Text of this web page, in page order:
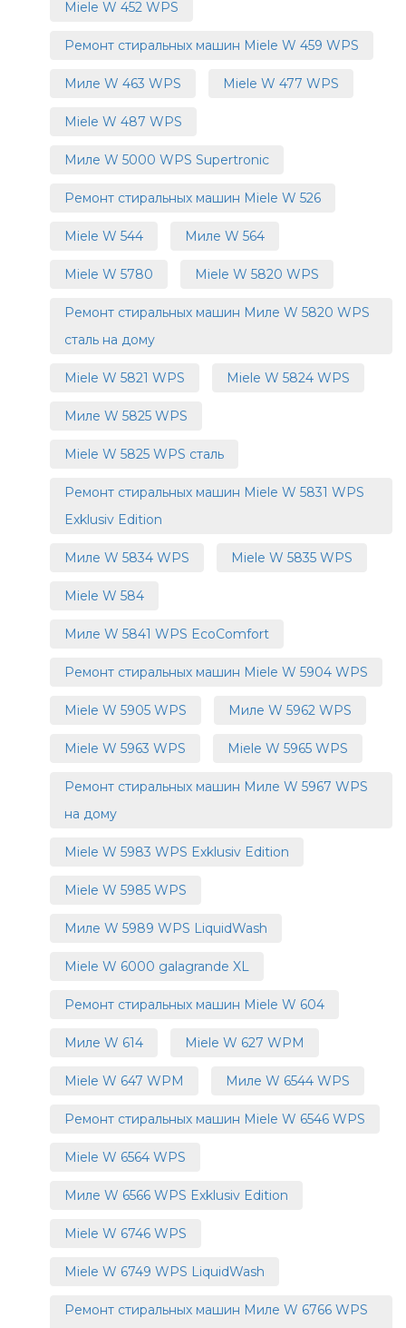
Miele W 452 WPS
Ремонт стиральных машин Miele W 459 WPS
Миле W 463 WPS Miele W 477 WPS
Miele W 487 WPS
Миле W 5000 WPS Supertronic
Ремонт стиральных машин Miele W 526
Miele W 544 Миле W 564
Miele W 5780 Miele W 5820 WPS
Ремонт стиральных машин Миле W 5820 WPS
сталь на дому
Miele W 5821 WPS Miele W 5824 WPS
Миле W 5825 WPS
Miele W 5825 WPS сталь
Ремонт стиральных машин Miele W 5831 WPS
Exklusiv Edition
Миле W 5834 WPS Miele W 5835 WPS
Miele W 584
Миле W 5841 WPS EcoComfort
Ремонт стиральных машин Miele W 5904 WPS
Miele W 5905 WPS Миле W 5962 WPS
Miele W 5963 WPS Miele W 5965 WPS
Ремонт стиральных машин Миле W 5967 WPS
на дому
Miele W 5983 WPS Exklusiv Edition
Miele W 5985 WPS
Миле W 5989 WPS LiquidWash
Miele W 6000 galagrande XL
Ремонт стиральных машин Miele W 604
Миле W 614 Miele W 627 WPM
Miele W 647 WPM Миле W 6544 WPS
Ремонт стиральных машин Miele W 6546 WPS
Miele W 6564 WPS
Миле W 6566 WPS Exklusiv Edition
Miele W 6746 WPS
Miele W 6749 WPS LiquidWash
Ремонт стиральных машин Миле W 6766 WPS